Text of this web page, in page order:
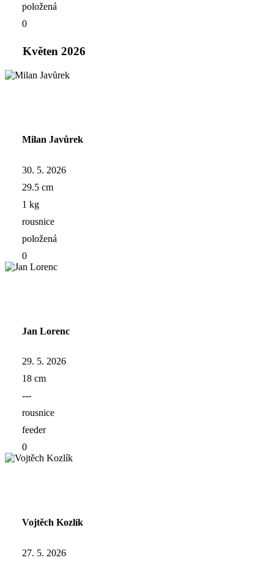
položená
0
Květen 2026
Milan Javůrek
30. 5. 2026
29.5 cm
1 kg
rousnice
položená
0
Jan Lorenc
29. 5. 2026
18 cm
---
rousnice
feeder
0
Vojtěch Kozlík
27. 5. 2026